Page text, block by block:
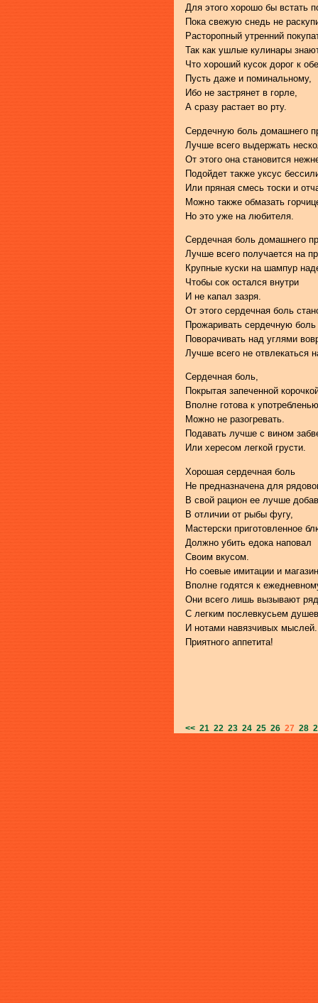
Для этого хорошо бы встать
Пока свежую снедь не
Расторопный утренний
Так как ушлые кулинары
Что хороший кусок дорог к
Пусть даже и поминальному,
Ибо не застрянет в горле,
А сразу растает во рту.
Сердечную боль домашнего
Лучше всего выдержать
От этого она становится
Подойдет также уксус
Или пряная смесь тоски и
Можно также обмазать
Но это уже на любителя.
Сердечная боль домашнего
Лучше всего получается на
Крупные куски на шампур
Чтобы сок остался внутри
И не капал зазря.
От этого сердечная боль
Прожаривать сердечную
Поворачивать над углями
Лучше всего не отвлекаться
Сердечная боль,
Покрытая запеченной
Вполне готова к
Можно не разогревать.
Подавать лучше с вином
Или хересом легкой грусти.
Хорошая сердечная боль
Не предназначена для
В свой рацион ее лучше
В отличии от рыбы фугу,
Мастерски приготовленное
Должно убить едока наповал
Своим вкусом.
Но соевые имитации и
Вполне годятся к
Они всего лишь вызывают
С легким послевкусьем
И нотами навязчивых мыслей.
Приятного аппетита!
<< 21 22 23 24 25 26 27 28